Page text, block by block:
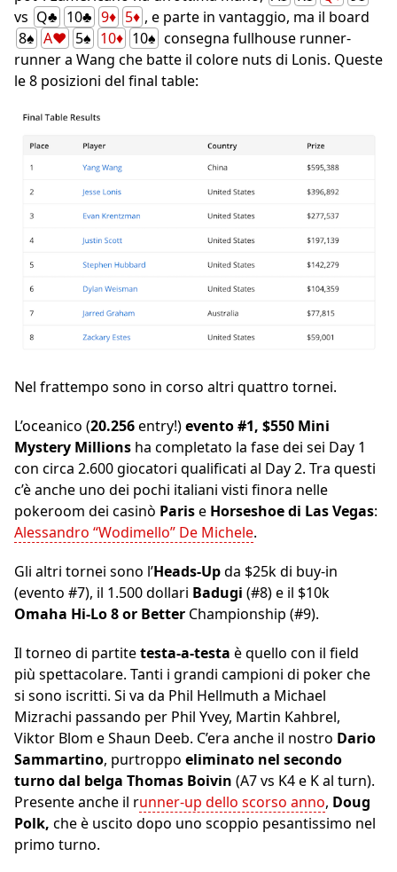
vs Q♣ 10♣ 9♦ 5♦ , e parte in vantaggio, ma il board
8♠ A♥ 5♠ 10♦ 10♠ consegna fullhouse runner-
runner a Wang che batte il colore nuts di Lonis. Queste
le 8 posizioni del final table:
Nel frattempo sono in corso altri quattro tornei.
L’oceanico (20.256entry!)evento #1, $550 Mini
Mystery Millions ha completato la fase dei sei Day 1
con circa 2.600 giocatori qualificati al Day 2. Tra questi
c’è anche uno dei pochi italiani visti finora nelle
pokeroom dei casinò Parise Horseshoe di Las Vegas:
Alessandro “Wodimello” De Michele.
Gli altri tornei sono l’Heads-Upda $25k di buy-in
(evento #7), il 1.500 dollari Badugi (#8) e il $10k
Omaha Hi-Lo 8or Better Championship (#9).
Il torneo di partitetesta-a-testa è quello con il field
più spettacolare. Tanti i grandi campioni di poker che
si sono iscritti. Si va da Phil Hellmuth a Michael
Mizrachi passando per Phil Yvey, Martin Kahbrel,
Viktor Blom e Shaun Deeb. C’era anche il nostro Dario
Sammartino, purtroppo eliminato nel secondo
turno dal belga Thomas Boivin (A7 vs K4 e K al turn).
Presente anche il runner-up dello scorso anno, Doug
Polk, che è uscito dopo uno scoppio pesantissimo nel
primo turno.